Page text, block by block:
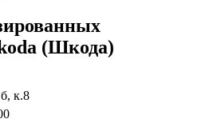
(Шкода)
к.8